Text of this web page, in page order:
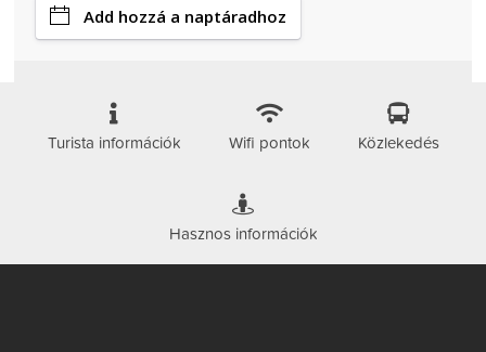
Add hozzá a naptáradhoz
Turista információk Wifi pontok Közlekedés
Hasznos információk